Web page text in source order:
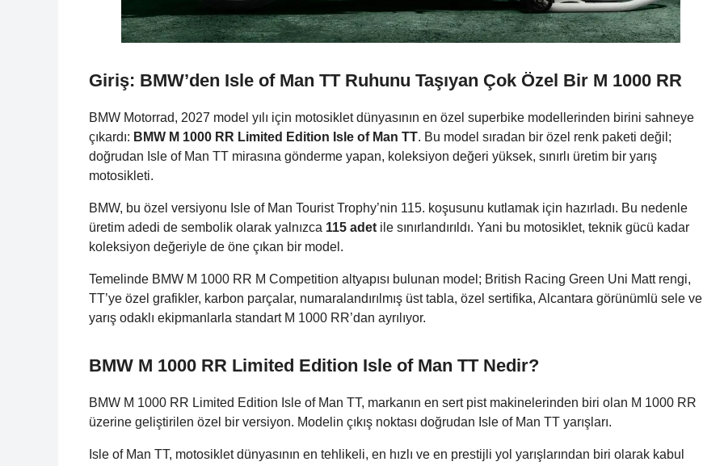
Giriş: BMW’den Isle of Man TT Ruhunu Taşıyan Çok Özel Bir M 1000 RR
BMW Motorrad, 2027 model yılı için motosiklet dünyasının en özel superbike modellerinden birini sahneye
çıkardı: BMW M 1000 RR Limited Edition Isle of Man TT. Bu model sıradan bir özel renk paketi değil;
doğrudan Isle of Man TT mirasına gönderme yapan, koleksiyon değeri yüksek, sınırlı üretim bir yarış
motosikleti.
BMW, bu özel versiyonu Isle of Man Tourist Trophy’nin 115. koşusunu kutlamak için hazırladı. Bu nedenle
üretim adedi de sembolik olarak yalnızca 115 adet ile sınırlandırıldı. Yani bu motosiklet, teknik gücü kadar
koleksiyon değeriyle de öne çıkan bir model.
Temelinde BMW M 1000 RR M Competition altyapısı bulunan model; British Racing Green Uni Matt rengi,
TT’ye özel grafikler, karbon parçalar, numaralandırılmış üst tabla, özel sertifika, Alcantara görünümlü sele ve
yarış odaklı ekipmanlarla standart M 1000 RR’dan ayrılıyor.
BMW M 1000 RR Limited Edition Isle of Man TT Nedir?
BMW M 1000 RR Limited Edition Isle of Man TT, markanın en sert pist makinelerinden biri olan M 1000 RR
üzerine geliştirilen özel bir versiyon. Modelin çıkış noktası doğrudan Isle of Man TT yarışları.
Isle of Man TT, motosiklet dünyasının en tehlikeli, en hızlı ve en prestijli yol yarışlarından biri olarak kabul